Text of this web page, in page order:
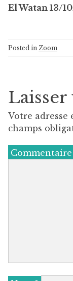
El Watan 13/
Posted in Zoom
Votre adresse
champs
Commentaire